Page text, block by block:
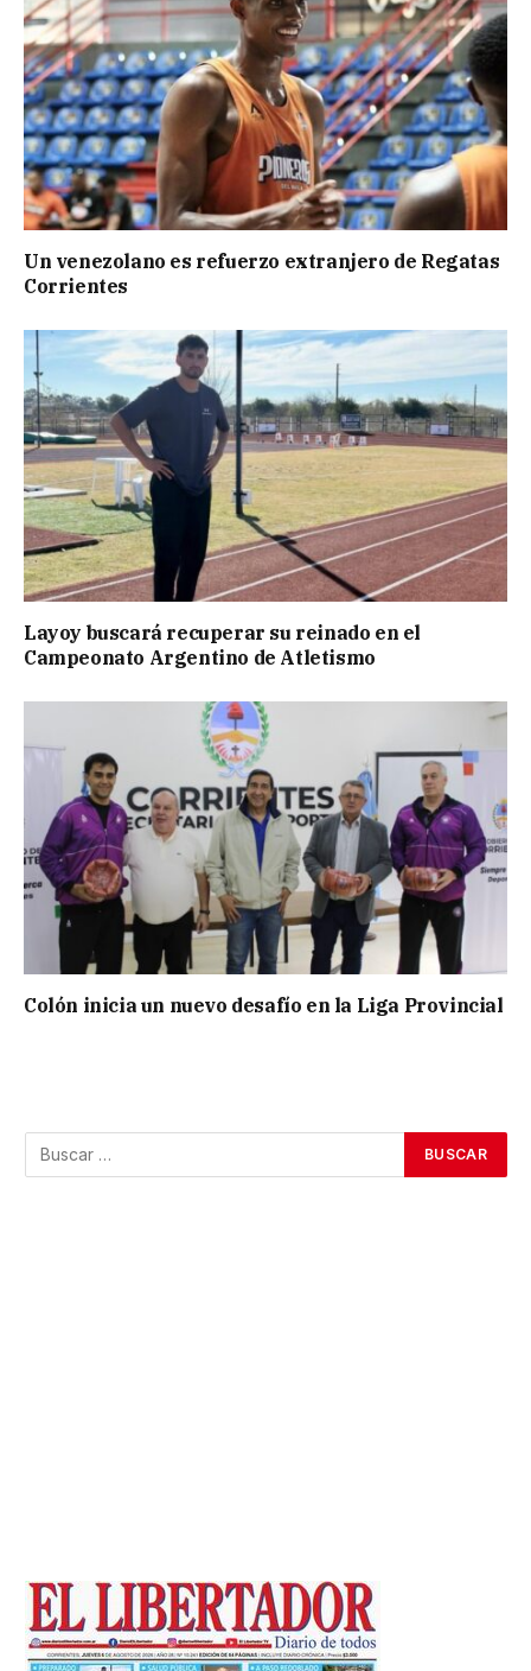
Un venezolano es refuerzo extranjero de Regatas
Corrientes
Layoy buscará recuperar su reinado en el
Campeonato Argentino de Atletismo
Colón inicia un nuevo desafío en la Liga Provincial